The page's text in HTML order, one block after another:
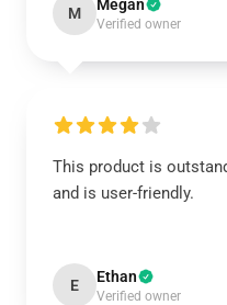
M Megan
Verified owner
This product is
and is user-friendly.
E Ethan
Verified owner